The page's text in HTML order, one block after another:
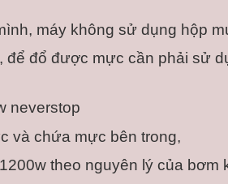
máy không sử dụng hộp
đổ được mực cần phải sử
neverstop
và chứa mực bên trong,
theo nguyên lý của bơm